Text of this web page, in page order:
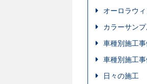
オーロラウ
カラーサン
車種別施工事
車種別施工事
日々の施工